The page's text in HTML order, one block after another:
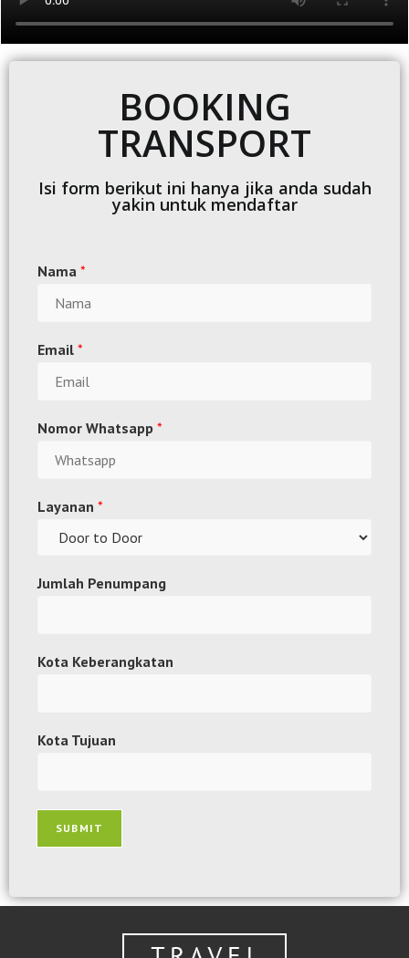
BOOKING
TRANSPORT
Isi form berikut ini hanya jika anda sudah
yakin untuk mendaftar
Nama *
Email *
Nomor Whatsapp *
Layanan *
Jumlah Penumpang
Kota Keberangkatan
Kota Tujuan
SUBMIT